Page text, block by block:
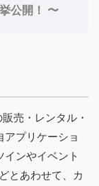
公開！ 〜
売・レンタル・
アプリケーショ
ンやイベント
とあわせて、カ